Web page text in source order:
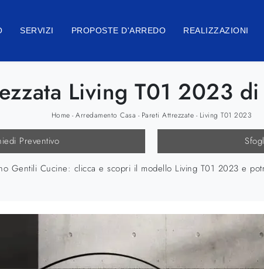
SERVIZI PROPOSTE D'ARREDO REALIZZAZIONI
Living T01 2023
Home -Arredamento Casa - Pareti Attrezzate - Living T01 2023
Preventivo
Gentili Cucine: clicca e scopri il modello Living T01 2023 e